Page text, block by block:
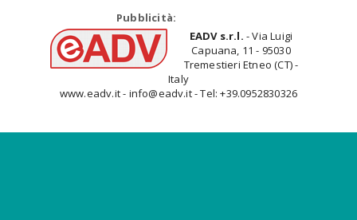
Pubblicità:
EADV s.r.l. - Via Luigi
Capuana, 11 - 95030
Tremestieri Etneo (CT) -
Italy
www.eadv.it - info@eadv.it - Tel: +39.0952830326